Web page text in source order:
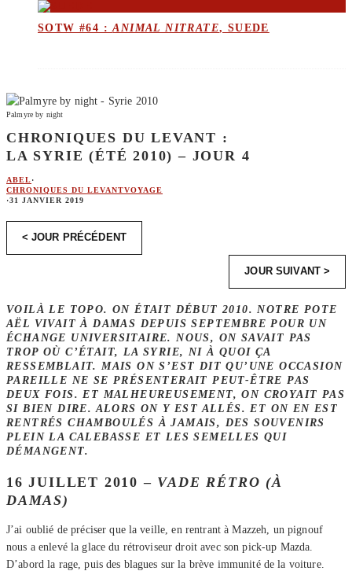
SOTW #64 :ANIMAL NITRATE, SUEDE
Palmyre by night
CHRONIQUES DU LEVANT :
LA SYRIE (ÉTÉ 2010) – JOUR 4
ABEL·
CHRONIQUES DU LEVANTVOYAGE
·31 JANVIER 2019
< JOUR PRÉCÉDENT
JOUR SUIVANT >
VOILÀ LE TOPO. ON ÉTAIT DÉBUT 2010. NOTRE POTE
AËL VIVAIT À DAMAS DEPUIS SEPTEMBRE POUR UN
ÉCHANGE UNIVERSITAIRE. NOUS, ON SAVAIT PAS
TROP OÙ C’ÉTAIT, LA SYRIE, NI À QUOI ÇA
RESSEMBLAIT. MAIS ON S’EST DIT QU’UNE OCCASION
PAREILLE NE SE PRÉSENTERAIT PEUT-ÊTRE PAS
DEUX FOIS. ET MALHEUREUSEMENT, ON CROYAIT PAS
SI BIEN DIRE. ALORS ON Y EST ALLÉS. ET ON EN EST
RENTRÉS CHAMBOULÉS À JAMAIS, DES SOUVENIRS
PLEIN LA CALEBASSE ET LES SEMELLES QUI
DÉMANGENT.
16 JUILLET 2010 – VADE RÉTRO (À
DAMAS)
J’ai oublié de préciser que la veille, en rentrant à Mazzeh, un pignouf
nous a enlevé la glace du rétroviseur droit avec son pick-up Mazda.
D’abord la rage, puis des blagues sur la brève immunité de la voiture.